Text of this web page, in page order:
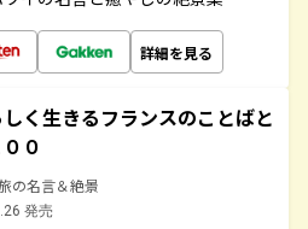
詳細を見る
く生きるフランスのことばと
０
の名言＆絶景
発売